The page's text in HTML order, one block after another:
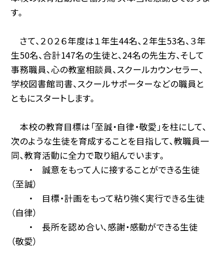
す。
さて、２０２６年度は１年生44名、２年生53名、３年
生50名、合計147名の生徒と、24名の先生方、そして
事務職員、心の教室相談員、スクールカウンセラー、
学校図書館司書、スクールサポーターなどの職員と
ともにスタートします。
本校の教育目標は「至誠・自律・敬愛」を柱にして、
次のような生徒を育成することを目指して、教職員一
同、教育活動に全力で取り組んでいます。
・ 誠意をもって人に接することができる生徒
（至誠）
・ 目標・計画をもって粘り強く実行できる生徒
（自律）
・ 長所を認め合い、感謝・感動ができる生徒
（敬愛）